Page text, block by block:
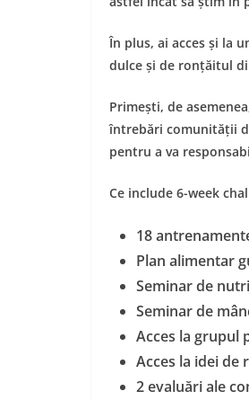
În plus, ai acces și la
dulce și de ronțăitul
Primești, de
întrebări comunității
pentru a va
Ce include 6-week
18
Plan alimentar
Seminar de
Seminar de
Acces la grupul
Acces la idei de
2 evaluări ale